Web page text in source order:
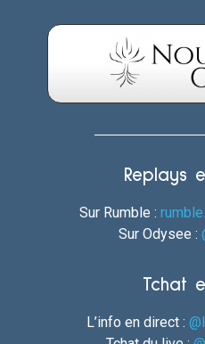
Replays
Sur Rumble :
Sur Odysee :
Tchat
L’info en direct :